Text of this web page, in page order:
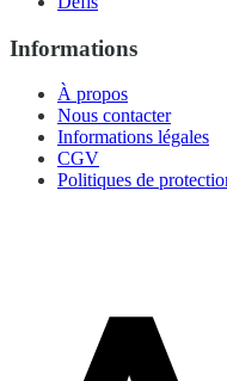
Informations
À propos
Nous contacter
Informations légales
CGV
Politiques de